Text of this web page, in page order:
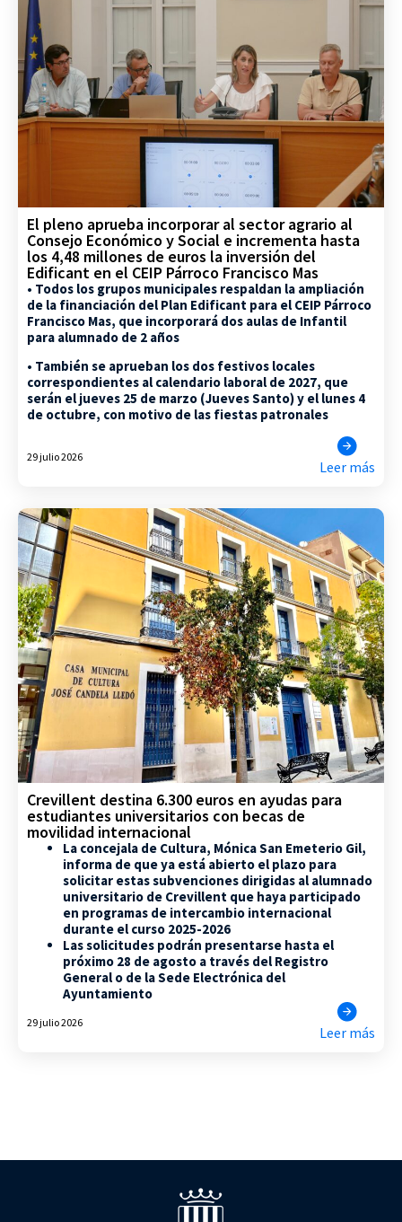
El pleno aprueba incorporar al sector agrario al
Consejo Económico y Social e incrementa hasta
los 4,48 millones de euros la inversión del
Edificant en el CEIP Párroco Francisco Mas
• Todos los grupos municipales respaldan la ampliación
de la financiación del Plan Edificant para el CEIP Párroco
Francisco Mas, que incorporará dos aulas de Infantil
para alumnado de 2 años
• También se aprueban los dos festivos locales
correspondientes al calendario laboral de 2027, que
serán el jueves 25 de marzo (Jueves Santo) y el lunes 4
de octubre, con motivo de las fiestas patronales
29 julio 2026
Leer más
Crevillent destina 6.300 euros en ayudas para
estudiantes universitarios con becas de
movilidad internacional
La concejala de Cultura, Mónica San Emeterio Gil,
informa de que ya está abierto el plazo para
solicitar estas subvenciones dirigidas al alumnado
universitario de Crevillent que haya participado
en programas de intercambio internacional
durante el curso 2025-2026
Las solicitudes podrán presentarse hasta el
próximo 28 de agosto a través del Registro
General o de la Sede Electrónica del
Ayuntamiento
29 julio 2026
Leer más